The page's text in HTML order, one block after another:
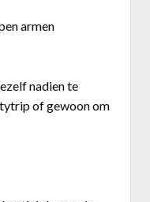
armen
nadien te
of gewoon om